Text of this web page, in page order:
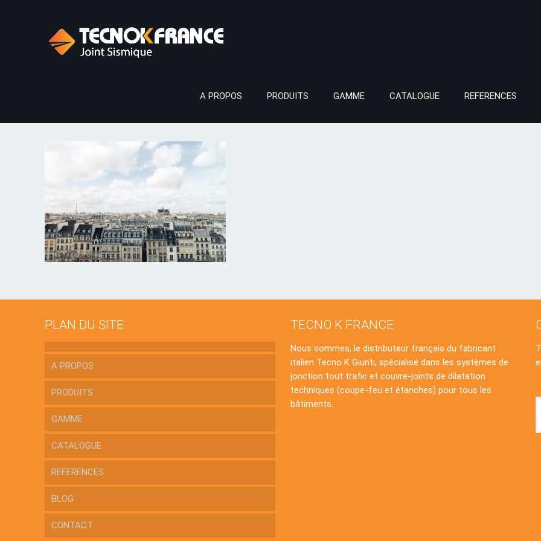
A PROPOS PRODUITS GAMME CATALOGUE REFERENCES
PLAN DU SITE
A PROPOS
PRODUITS
GAMME
CATALOGUE
REFERENCES
BLOG
CONTACT
TECNO K FRANCE
Nous sommes, le distributeur français du fabricant
italien Tecno K Giunti, spécialisé dans les systèmes de
jonction tout trafic et couvre-joints de dilatation
techniques (coupe-feu et étanches) pour tous les
bâtiments.